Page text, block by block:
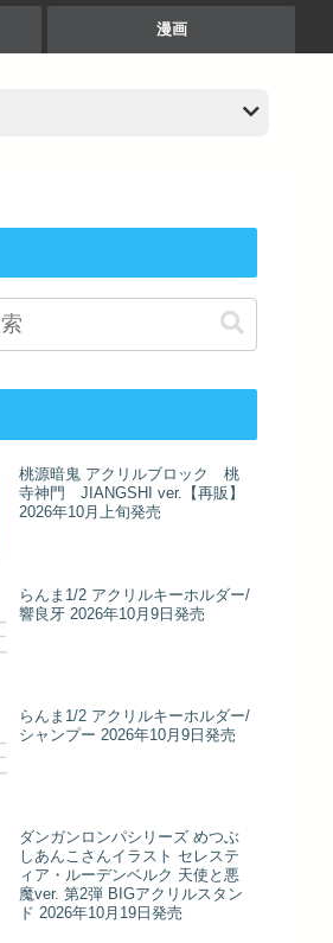
漫画
桃源暗鬼 アクリルブロック 桃
寺神門 JIANGSHI ver.【再販】
2026年10月上旬発売
らんま1/2 アクリルキーホルダー/
響良牙 2026年10月9日発売
らんま1/2 アクリルキーホルダー/
シャンプー 2026年10月9日発売
ダンガンロンパシリーズ めつぶ
しあんこさんイラスト セレステ
ィア・ルーデンベルク 天使と悪
魔ver. 第2弾 BIGアクリルスタン
ド 2026年10月19日発売